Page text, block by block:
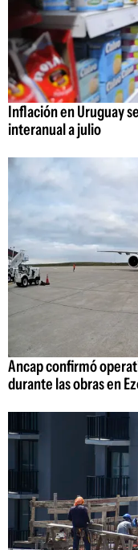
Inflación en Uruguay
interanual a julio
Ancap confirmó
durante las obras en